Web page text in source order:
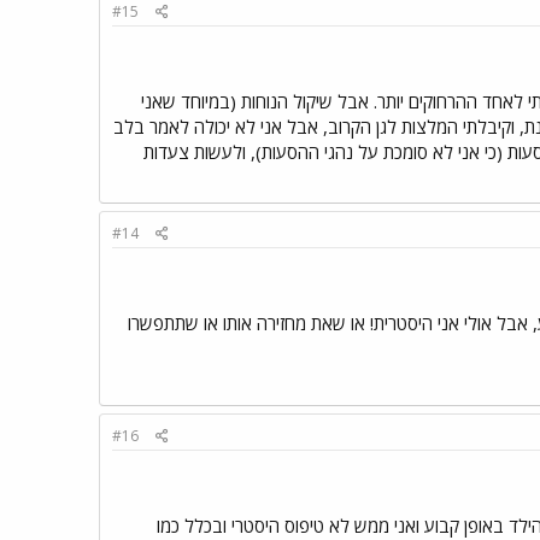
#15
לאחד ההרחוקים יותר. אבל שיקול הנוחות (במיוחד שאני
וקיבלתי המלצות לגן הקרוב, אבל אני לא יכולה לאמר בלב
(כי אני לא סומכת על נהגי ההסעות), ולעשות צעדות
#14
אבל אולי אני היסטרית! או שאת מחזירה אותו או שתתפשרו
#16
באופן קבוע ואני ממש לא טיפוס היסטרי ובכלל כמו